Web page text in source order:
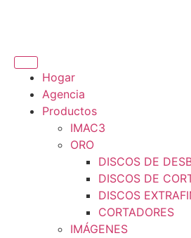
Hogar
Agencia
Productos
IMAC3
ORO
DISCOS DE
DISCOS DE
DISCOS
CORTADORES
IMÁGENES